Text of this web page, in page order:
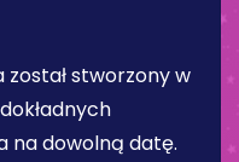
został stworzony w
na dowolną datę.